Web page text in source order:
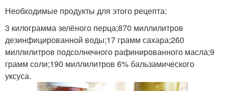
Необходимые продукты для этого рецепта:
3 килограмма зелёного перца;870 миллилитров
дезинфицированной воды;17 грамм сахара;260
миллилитров подсолнечного рафинированного масла;9
грамм соли;190 миллилитров 6% бальзамического
уксуса.